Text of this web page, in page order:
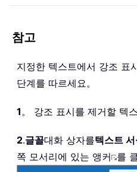
참고
지정한 텍스트에서 강조 표
단계를 따르세요。
1。 강조 표시를 제거할 텍
2.글꼴대화 상자를텍스트 서
쪽 모서리에 있는 앵커 를